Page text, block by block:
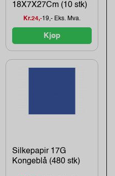
18X7X27Cm (10 stk)
Kr.24,-19,- Eks. Mva.
Kjøp
Silkepapir 17G
Kongeblå (480 stk)